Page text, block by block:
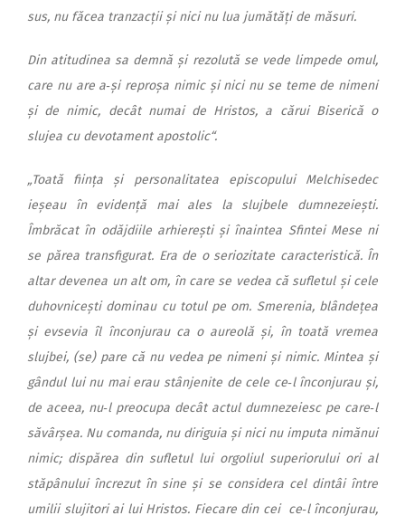
sus, nu făcea tranzacții și nici nu lua jumătăți de măsuri.
Din atitudinea sa demnă și rezolută se vede limpede omul,
care nu are a‑și reproșa nimic și nici nu se teme de nimeni
și de nimic, decât numai de Hristos, a cărui Biserică o
slujea cu devotament apostolic“.
„Toată ființa și personalitatea episcopului Melchisedec
ieșeau în evidență mai ales la slujbele dumnezeiești.
Îmbrăcat în odăjdiile arhierești și înaintea Sfintei Mese ni
se părea transfigurat. Era de o seriozitate caracteristică. În
altar devenea un alt om, în care se vedea că sufletul și cele
duhovnicești dominau cu totul pe om. Smerenia, blândețea
și evsevia îl înconjurau ca o aureolă și, în toată vremea
slujbei, (se) pare că nu vedea pe nimeni și nimic. Mintea și
gândul lui nu mai erau stânjenite de cele ce‑l înconjurau și,
de aceea, nu‑l preocupa decât actul dumnezeiesc pe care‑l
săvârșea. Nu comanda, nu diriguia și nici nu imputa nimănui
nimic; dispărea din sufletul lui orgoliul superiorului ori al
stăpânului încrezut în sine și se considera cel dintâi între
umilii slujitori ai lui Hristos. Fiecare din cei ce‑l înconjurau,